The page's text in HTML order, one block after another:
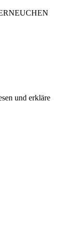
und erkläre